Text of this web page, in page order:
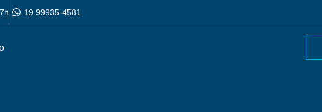
19 99935-4581